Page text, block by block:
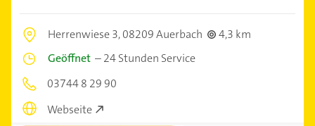
Herrenwiese 3,08209 Auerbach
4,3 km
Geöffnet –24 Stunden Service
03744 8 29 90
Webseite